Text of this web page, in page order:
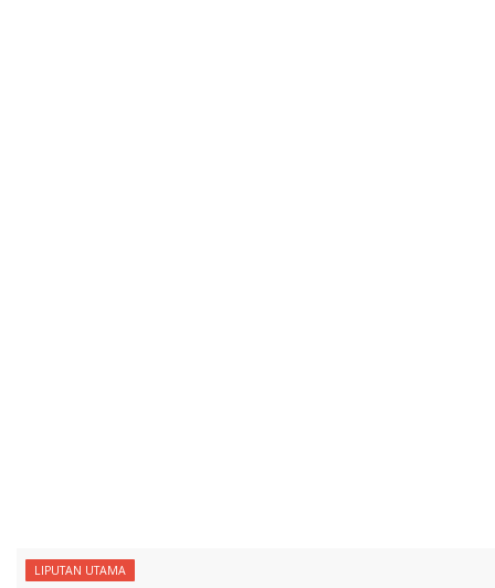
LIPUTAN UTAMA